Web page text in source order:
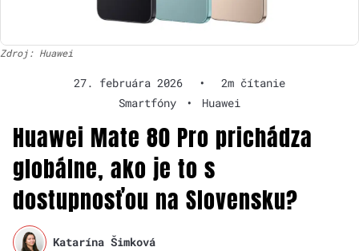
Zdroj: Huawei
27. februára 2026 •
2m čítanie
Smartfóny
• Huawei
Huawei Mate 80 Pro prichádza
globálne, ako je to s
dostupnosťou na Slovensku?
Katarína Šimková